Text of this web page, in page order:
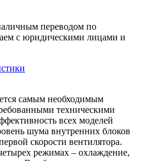
переводом по
с юридическими лицами и
самым необходимым
техническими
всех моделей
шума внутренних блоков
скорости вентилятора.
режимах – охлаждение,